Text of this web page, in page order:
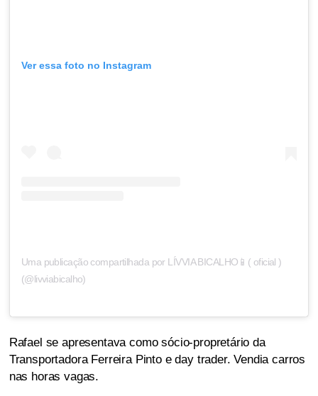
Ver essa foto no Instagram
Uma publicação compartilhada por LÍVVIA BICALHO📱( oficial )
(@livviabicalho)
Rafael se apresentava como sócio-propretário da
Transportadora Ferreira Pinto e day trader. Vendia carros
nas horas vagas.